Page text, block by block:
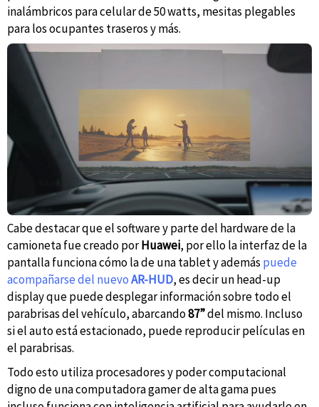
inalámbricos para celular de 50 watts, mesitas plegables
para los ocupantes traseros y más.
Cabe destacar que el software y parte del hardware de la
camioneta fue creado porHuawei, por ello la interfaz de la
pantalla funciona cómo la de una tablet y además puede
acompañarse del nuevoAR-HUD, es decir un head-up
display que puede desplegar información sobre todo el
parabrisas del vehículo, abarcando87”del mismo. Incluso
si el auto está estacionado, puede reproducir películas en
el parabrisas.
Todo esto utiliza procesadores y poder computacional
digno de una computadora gamer de alta gama pues